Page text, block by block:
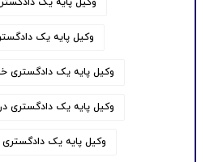
وکیل پایه یک
وکیل پایه یک دادگستری
وکیل پایه یک دادگستری
وکیل پایه یک دادگستری